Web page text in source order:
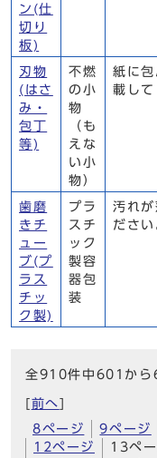
ン(仕
切り
板)
刃物
(はさ
み・
包丁
等)
不燃
の小
物
（も
えな
い小
物）
紙に
載して
歯磨
きチ
ュー
ブ(プ
ラス
チッ
ク製)
プラ
スチ
ック
製容
器包
装
汚れ
ださい
全910件中601から
前へ
8ページ
9ページ
12ページ
13ペ